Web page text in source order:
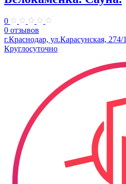
0
0 отзывов
г.Краснодар, ул.Карасунская, 274/1
Круглосуточно